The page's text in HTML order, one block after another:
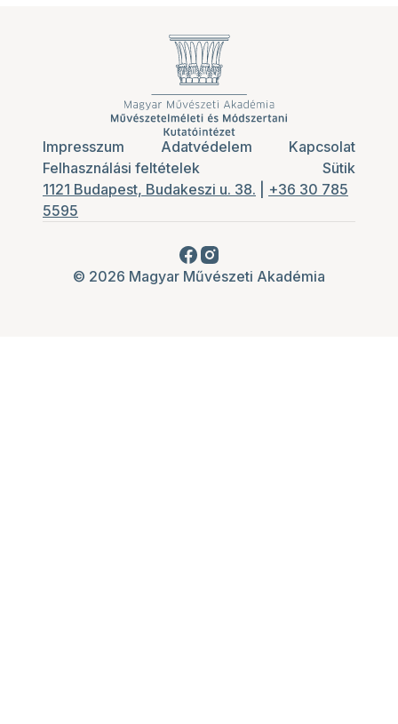
Impresszum Adatvédelem
Kapcsolat
Felhasználási feltételek
Sütik
1121 Budapest, Budakeszi u. 38.
+36 30 785
5595
© 2026 Magyar Művészeti Akadémia